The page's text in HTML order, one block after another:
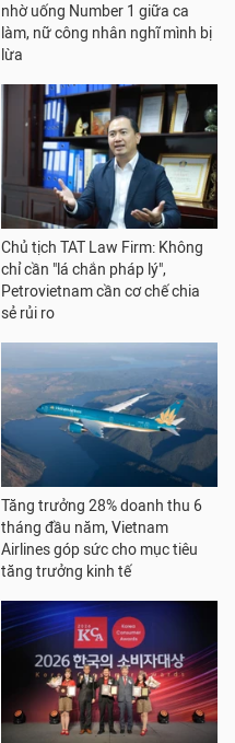
nhờ uống Number 1 giữa ca
làm, nữ công nhân nghĩ mình bị
lừa
Chủ tịch TAT Law Firm: Không
chỉ cần "lá chắn pháp lý",
Petrovietnam cần cơ chế chia
sẻ rủi ro
Tăng trưởng 28% doanh thu 6
tháng đầu năm, Vietnam
Airlines góp sức cho mục tiêu
tăng trưởng kinh tế